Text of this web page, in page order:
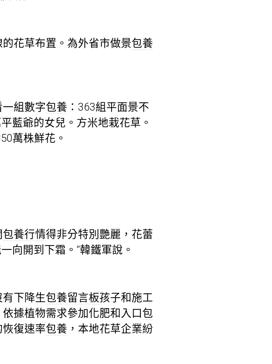
花草布置。為外省市做景包養
組數字包養 ：363組平面景不
藍爺的女兒。方米地栽花草。
萬株鮮花。
包養行情得非分特別艷麗，花蕾
向開到下霜。”韓鐵軍說。
下降生包養留言板孩子和施工
據植物需求參加化肥和入口 包
恢復速率包養 ，本地花草企業紛